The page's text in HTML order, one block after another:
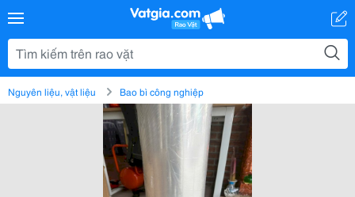
Nguyên liệu, vật liệu Bao bì công nghiệp